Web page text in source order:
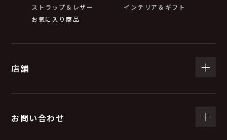
ストラップ＆レザー
インテリア＆ギフト
お気に入り商品
店舗
お問い合わせ